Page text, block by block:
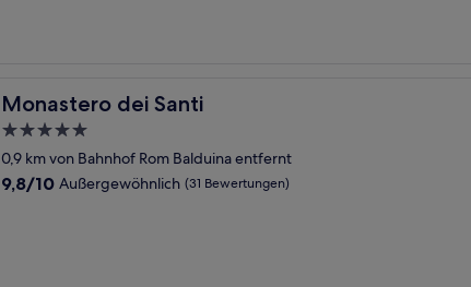
Monastero dei Santi
Monastero dei Santi
5.0-
Sterne-
Unterkunft
0,9 km von Bahnhof Rom Balduina entfernt
9.8
9,8/10 Außergewöhnlich (31 Bewertungen)